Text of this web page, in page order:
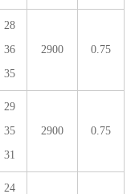
28
36
35
2900 0.75
29
35
31
2900 0.75
24